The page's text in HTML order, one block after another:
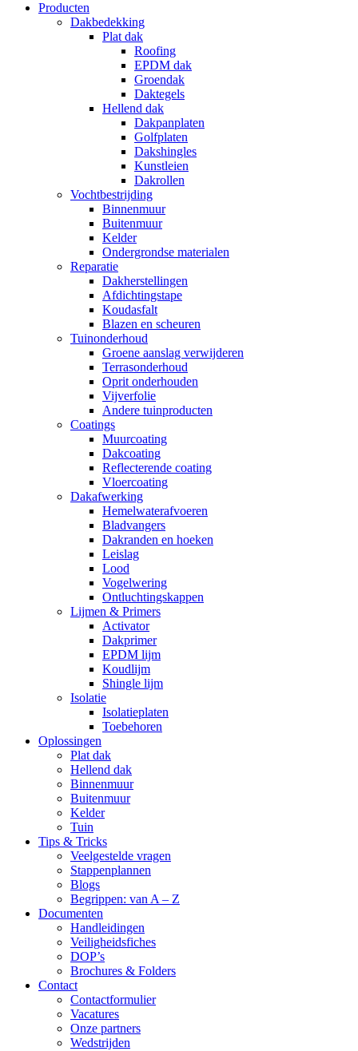
Producten
Dakbedekking
Plat dak
Roofing
EPDM dak
Groendak
Daktegels
Hellend dak
Dakpanplaten
Golfplaten
Dakshingles
Kunstleien
Dakrollen
Vochtbestrijding
Binnenmuur
Buitenmuur
Kelder
Ondergrondse materialen
Reparatie
Dakherstellingen
Afdichtingstape
Koudasfalt
Blazen en scheuren
Tuinonderhoud
Groene aanslag verwijderen
Terrasonderhoud
Oprit onderhouden
Vijverfolie
Andere tuinproducten
Coatings
Muurcoating
Dakcoating
Reflecterende coating
Vloercoating
Dakafwerking
Hemelwaterafvoeren
Bladvangers
Dakranden en hoeken
Leislag
Lood
Vogelwering
Ontluchtingskappen
Lijmen & Primers
Activator
Dakprimer
EPDM lijm
Koudlijm
Shingle lijm
Isolatie
Isolatieplaten
Toebehoren
Oplossingen
Plat dak
Hellend dak
Binnenmuur
Buitenmuur
Kelder
Tuin
Tips & Tricks
Veelgestelde vragen
Stappenplannen
Blogs
Begrippen: van A – Z
Documenten
Handleidingen
Veiligheidsfiches
DOP’s
Brochures & Folders
Contact
Contactformulier
Vacatures
Onze partners
Wedstrijden